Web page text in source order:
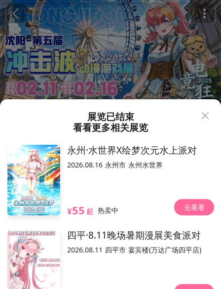
沈阳·冲击波动漫游戏展5
2025.02.11-02.16（以现场为准）
工业展览馆
彩塔街38号 位置
不可退 可换票 实名制 电子票/兑换票
参展嘉宾(27)
展览已结束
看看更多相关展览
永州·水世界X绘梦次元水上派对
2026.08.16 永州市 永州水世界
¥55 起 热卖中 去看看
四平·8.11晚场暑期漫展美食派对
2026.08.11 四平市 宴宾楼(万达广场四平店)